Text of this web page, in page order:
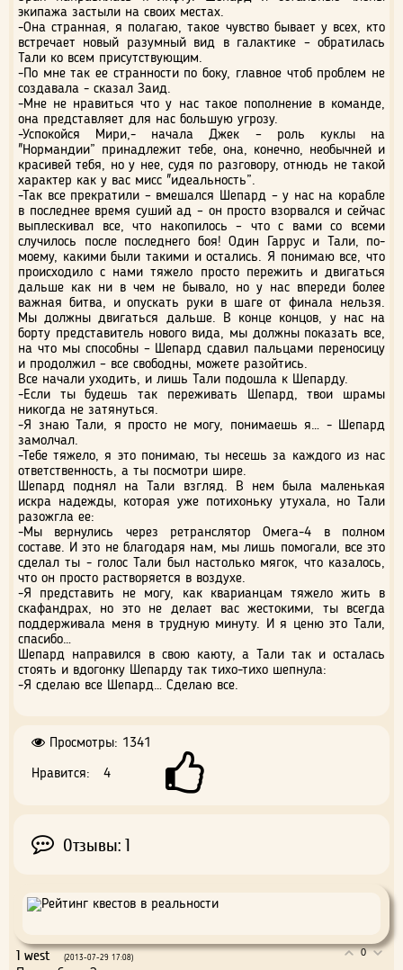
экипажа застыли на своих местах.
-Она странная, я полагаю, такое чувство бывает у всех, кто
встречает новый разумный вид в галактике – обратилась
Тали ко всем присутствующим.
-По мне так ее странности по боку, главное чтоб проблем не
создавала - сказал Заид.
-Мне не нравиться что у нас такое пополнение в команде,
она представляет для нас большую угрозу.
-Успокойся Мири,- начала Джек – роль куклы на
"Нормандии” принадлежит тебе, она, конечно, необычней и
красивей тебя, но у нее, судя по разговору, отнюдь не такой
характер как у вас мисс "идеальность”.
-Так все прекратили – вмешался Шепард – у нас на корабле
в последнее время суший ад – он просто взорвался и сейчас
выплескивал все, что накопилось – что с вами со всеми
случилось после последнего боя! Один Гаррус и Тали, по-
моему, какими были такими и остались. Я понимаю все, что
происходило с нами тяжело просто пережить и двигаться
дальше как ни в чем не бывало, но у нас впереди более
важная битва, и опускать руки в шаге от финала нельзя.
Мы должны двигаться дальше. В конце концов, у нас на
борту представитель нового вида, мы должны показать все,
на что мы способны – Шепард сдавил пальцами переносицу
и продолжил – все свободны, можете разойтись.
Все начали уходить, и лишь Тали подошла к Шепарду.
-Если ты будешь так переживать Шепард, твои шрамы
никогда не затянуться.
-Я знаю Тали, я просто не могу, понимаешь я… - Шепард
замолчал.
-Тебе тяжело, я это понимаю, ты несешь за каждого из нас
ответственность, а ты посмотри шире.
Шепард поднял на Тали взгляд. В нем была маленькая
искра надежды, которая уже потихоньку утухала, но Тали
разожгла ее:
-Мы вернулись через ретранслятор Омега-4 в полном
составе. И это не благодаря нам, мы лишь помогали, все это
сделал ты - голос Тали был настолько мягок, что казалось,
что он просто растворяется в воздухе.
-Я представить не могу, как кварианцам тяжело жить в
скафандрах, но это не делает вас жестокими, ты всегда
поддерживала меня в трудную минуту. И я ценю это Тали,
спасибо…
Шепард направился в свою каюту, а Тали так и осталась
стоять и вдогонку Шепарду так тихо-тихо шепнула:
-Я сделаю все Шепард… Сделаю все.
Просмотры: 1341
4
Отзывы: 1
0
1 west (2013-07-29 17:08)